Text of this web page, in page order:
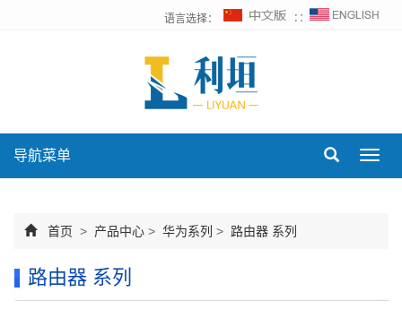
语言选择： ∷
导航菜单
首页 > 产品中心 > 华为系列 > 路由器 系列
路由器 系列